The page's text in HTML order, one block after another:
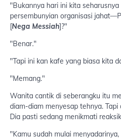
"Bukannya hari ini kita
persembunyian organisasi
[Nega Messiah]?"
"Benar."
"Tapi ini kan kafe yang biasa kita
"Memang."
Wanita cantik di seberangku itu
diam-diam menyesap tehnya.
Dia pasti sedang menikmati
"Kamu sudah mulai menyadarinya,